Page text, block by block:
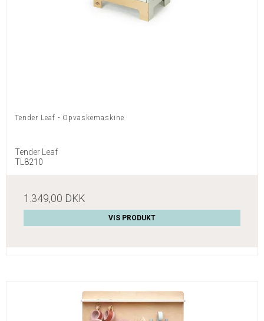
Tender Leaf - Opvaskemaskine
Tender Leaf
TL8210
1.349,00 DKK
VIS PRODUKT